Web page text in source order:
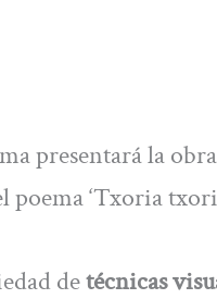
presentará la obra
‘Txoria
detécnicas